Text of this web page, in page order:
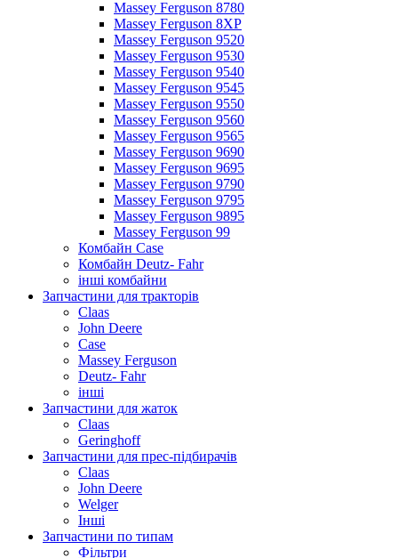
Massey Ferguson 8780
Massey Ferguson 8XP
Massey Ferguson 9520
Massey Ferguson 9530
Massey Ferguson 9540
Massey Ferguson 9545
Massey Ferguson 9550
Massey Ferguson 9560
Massey Ferguson 9565
Massey Ferguson 9690
Massey Ferguson 9695
Massey Ferguson 9790
Massey Ferguson 9795
Massey Ferguson 9895
Massey Ferguson 99
Комбайн Case
Комбайн Deutz- Fahr
інші комбайни
Запчастини для тракторів
Claas
John Deere
Case
Massey Ferguson
Deutz- Fahr
інші
Запчастини для жаток
Claas
Geringhoff
Запчастини для прес-підбирачів
Claas
John Deere
Welger
Інші
Запчастини по типам
Фільтри